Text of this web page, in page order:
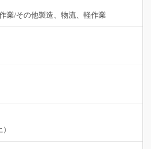
業/その他製造、物流、軽作業